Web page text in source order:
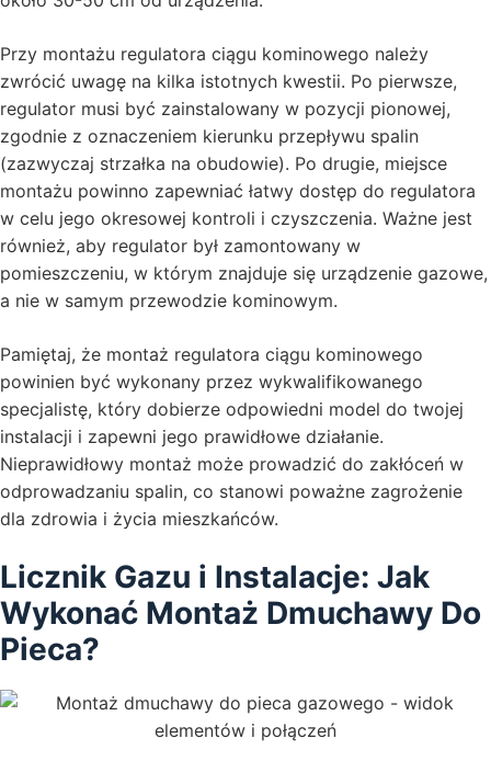
Przy montażu regulatora ciągu kominowego należy
zwrócić uwagę na kilka istotnych kwestii. Po pierwsze,
regulator musi być zainstalowany w pozycji pionowej,
zgodnie z oznaczeniem kierunku przepływu spalin
(zazwyczaj strzałka na obudowie). Po drugie, miejsce
montażu powinno zapewniać łatwy dostęp do regulatora
w celu jego okresowej kontroli i czyszczenia. Ważne jest
również, aby regulator był zamontowany w
pomieszczeniu, w którym znajduje się urządzenie gazowe,
a nie w samym przewodzie kominowym.
Pamiętaj, że montaż regulatora ciągu kominowego
powinien być wykonany przez wykwalifikowanego
specjalistę, który dobierze odpowiedni model do twojej
instalacji i zapewni jego prawidłowe działanie.
Nieprawidłowy montaż może prowadzić do zakłóceń w
odprowadzaniu spalin, co stanowi poważne zagrożenie
dla zdrowia i życia mieszkańców.
Licznik Gazu i Instalacje: Jak
Wykonać Montaż Dmuchawy Do
Pieca?